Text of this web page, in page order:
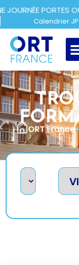
OUVERTES :
Calendrier
ORT France